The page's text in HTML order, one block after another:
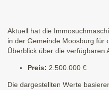
Aktuell hat die
in der Gemeinde Moosburg für
Überblick über die verfügbaren
Preis: 2.500.000 €
Die dargestellten Werte